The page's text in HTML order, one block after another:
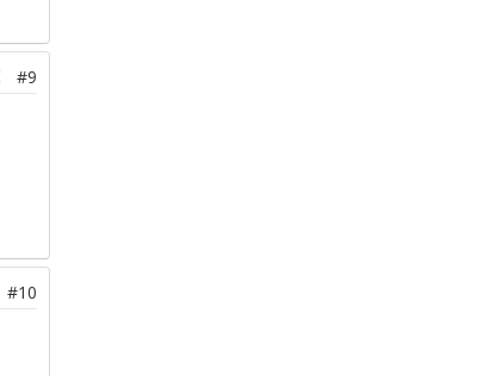
#9
#10